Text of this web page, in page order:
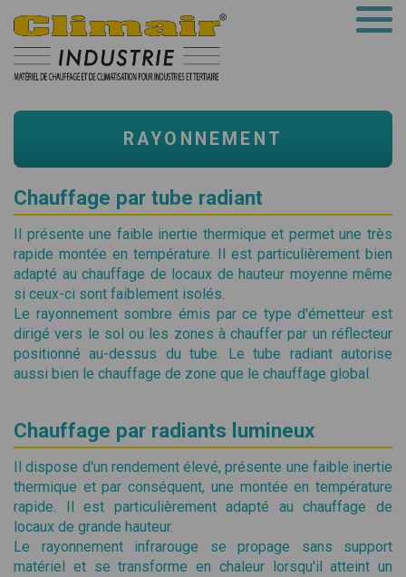
RAYONNEMENT
Chauffage par tube radiant
Il présente une faible inertie thermique et permet une très
rapide montée en température. Il est particulièrement bien
adapté au chauffage de locaux de hauteur moyenne même
si ceux-ci sont faiblement isolés.
Le rayonnement sombre émis par ce type d'émetteur est
dirigé vers le sol ou les zones à chauffer par un réflecteur
positionné au-dessus du tube. Le tube radiant autorise
aussi bien le chauffage de zone que le chauffage global.
Chauffage par radiants lumineux
Il dispose d'un rendement élevé, présente une faible inertie
thermique et par conséquent, une montée en température
rapide. Il est particulièrement adapté au chauffage de
locaux de grande hauteur.
Le rayonnement infrarouge se propage sans support
matériel et se transforme en chaleur lorsqu'il atteint un